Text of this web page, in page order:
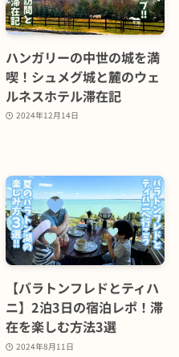
ハンガリーの中世の城を満
喫！シュメグ城と麓のウェ
ルネスホテル滞在記
2024年12月14日
【バラトンフレドとティハ
ニ】2泊3日の宿泊レポ！滞
在を楽しむ方法3選
2024年8月11日